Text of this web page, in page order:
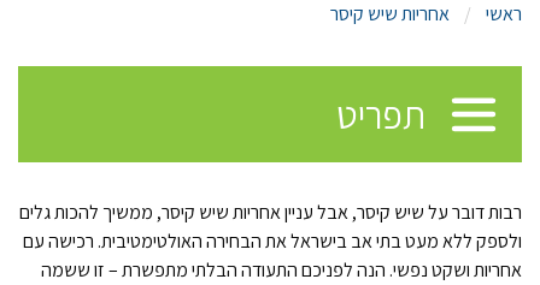
ראשי אחריות שיש קיסר
תפריט
רבות דובר על שיש קיסר, אבל עניין אחריות שיש קיסר, ממשיך להכות גלים
ולספק ללא מעט בתי אב בישראל את הבחירה האולטימטיבית. רכישה עם
אחריות ושקט נפשי. הנה לפניכם התעודה הבלתי מתפשרת – זו ששמה